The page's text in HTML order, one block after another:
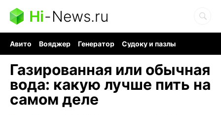
Hi-News.ru
Авито Вояджер Генератор
Судоку и пазлы
Газированная или обычная
вода: какую лучше пить на
самом деле